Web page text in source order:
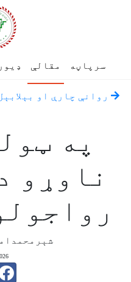
سرپاڼه مقالې
روانې چارې او
په
ناوړو